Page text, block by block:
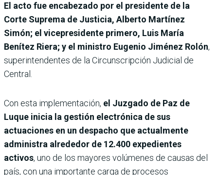
El acto fue encabezado por el presidente de la
Corte Suprema de Justicia, Alberto Martínez
Simón; el vicepresidente primero, Luis María
Benítez Riera; y el ministro Eugenio Jiménez Rolón,
superintendentes de la Circunscripción Judicial de
Central.
Con esta implementación, el Juzgado de Paz de
Luque inicia la gestión electrónica de sus
actuaciones en un despacho que actualmente
administra alrededor de 12.400 expedientes
activos, uno de los mayores volúmenes de causas del
país, con una importante carga de procesos